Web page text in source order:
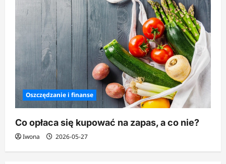
Oszczędzanie i finanse
Co opłaca się kupować na zapas, a co nie?
Iwona 2026-05-27